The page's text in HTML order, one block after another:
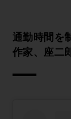
通勤時間を
作家、座二